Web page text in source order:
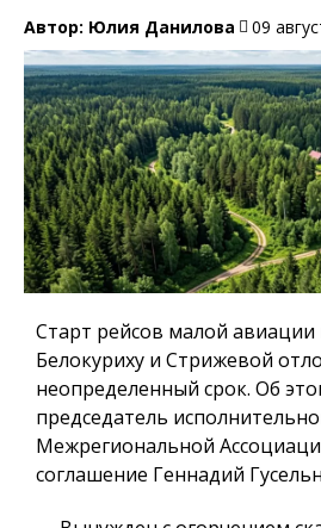
Автор: Юлия Данилова 09
Старт рейсов малой авиации
Белокуриху и Стрижевой
неопределенный срок. Об
председатель
Межрегиональной
соглашение Геннадий